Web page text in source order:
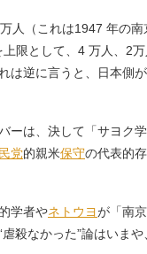
人（これは1947 年の
限として、4 万人、2
は逆に言うと、日本側
ーは、決して「サヨク
党的親米保守の代表的
学者やネトウヨが「南
殺なかった”論はいま